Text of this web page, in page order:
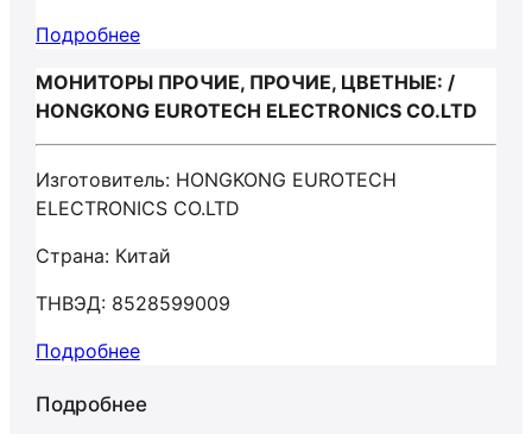
Подробнее
МОНИТОРЫ ПРОЧИЕ, ПРОЧИЕ, ЦВЕТНЫЕ: /
HONGKONG EUROTECH ELECTRONICS CO.LTD
Изготовитель: HONGKONG EUROTECH
ELECTRONICS CO.LTD
Страна: Китай
ТНВЭД: 8528599009
Подробнее
Подробнее